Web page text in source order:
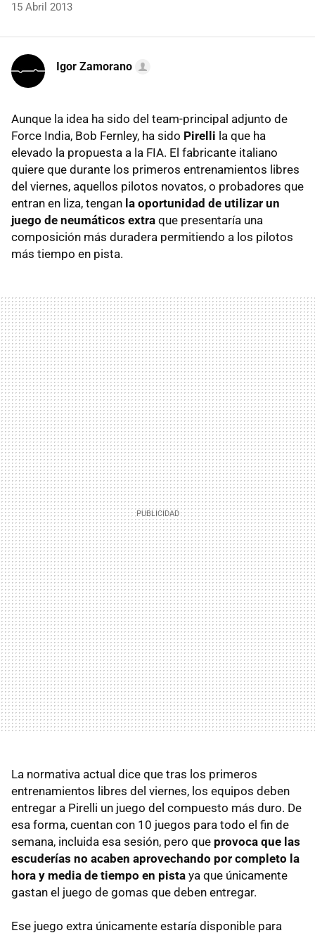
15 Abril 2013
Igor Zamorano
Aunque la idea ha sido del team-principal adjunto de
Force India, Bob Fernley, ha sido Pirelli la que ha
elevado la propuesta a la FIA. El fabricante italiano
quiere que durante los primeros entrenamientos libres
del viernes, aquellos pilotos novatos, o probadores que
entran en liza, tengan la oportunidad de utilizar un
juego de neumáticos extra que presentaría una
composición más duradera permitiendo a los pilotos
más tiempo en pista.
La normativa actual dice que tras los primeros
entrenamientos libres del viernes, los equipos deben
entregar a Pirelli un juego del compuesto más duro. De
esa forma, cuentan con 10 juegos para todo el fin de
semana, incluida esa sesión, pero que provoca que las
escuderías no acaben aprovechando por completo la
hora y media de tiempo en pista ya que únicamente
gastan el juego de gomas que deben entregar.
Ese juego extra únicamente estaría disponible para